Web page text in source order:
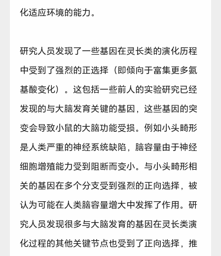
化适应环境的能力。
研究人员发现了一些基因在灵长类的演化历程
中受到了强烈的正选择（即倾向于富集更多氨
基酸变化）。这包括一些前人的实验研究已经
发现的与大脑发育关键的基因，这些基因的突
变会导致小鼠的大脑功能受损。例如小头畸形
是人类严重的神经系统缺陷，脑容量由于神经
细胞增殖能力受到阻断而变小。与小头畸形相
关的基因在多个分支受到强烈的正向选择，被
认为可能在人类脑容量增大中发挥了作用。研
究人员发现很多与大脑发育的基因在灵长类演
化过程的其他关键节点也受到了正向选择，推